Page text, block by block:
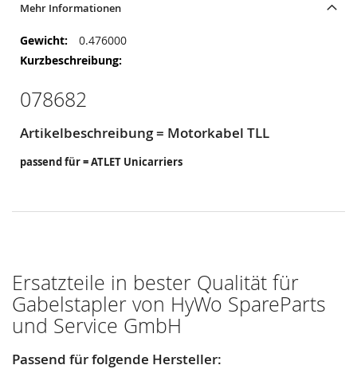
Mehr Informationen
Mehr
Informationen
0.476000
078682
Artikelbeschreibung = Motorkabel TLL
passend für = ATLET Unicarriers
Ersatzteile in bester Qualität für
Gabelstapler von HyWo SpareParts
und Service GmbH
Passend für folgende Hersteller: